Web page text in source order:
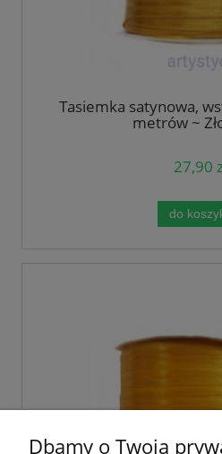
Tasiemka satynowa,
metrów ~
27,90
do
Dbamy o Twoją